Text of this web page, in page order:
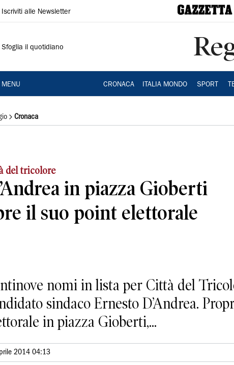
Iscriviti alle Newsletter
Sfoglia il quotidiano
MENU CRONACA ITALIA MONDO SPORT
Cronaca
del tricolore
in piazza Gioberti
il suo point elettorale
nomi in lista per Città del
sindaco Ernesto D’Andrea.
in piazza Gioberti,...
2014 04:13